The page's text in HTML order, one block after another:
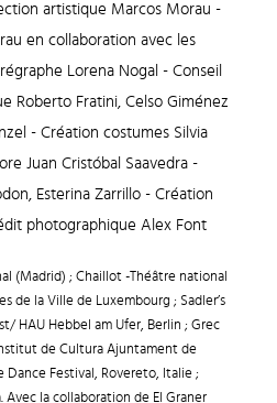
artistique Marcos Morau -
en collaboration avec les
Lorena Nogal - Conseil
Roberto Fratini, Celso Giménez
- Création costumes Silvia
Juan Cristóbal Saavedra -
Esterina Zarrillo - Création
photographique Alex Font
(Madrid) ; Chaillot -Théâtre national
de la Ville de Luxembourg ; Sadler’s
HAU Hebbel am Ufer, Berlin ; Grec
de Cultura Ajuntament de
Dance Festival, Rovereto, Italie ;
Avec la collaboration de El Graner